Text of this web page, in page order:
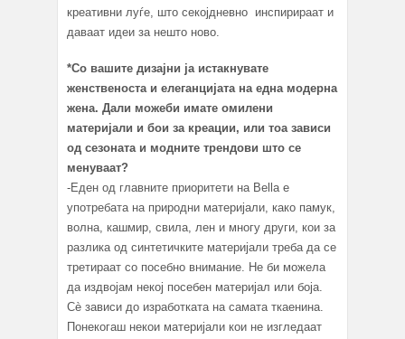
креативни луѓе, што секојдневно инспирираат и
даваат идеи за нешто ново.
*Со вашите дизајни ја истакнувате
женственоста и елеганцијата на една модерна
жена. Дали можеби имате омилени
материјали и бои за креации, или тоа зависи
од сезоната и модните трендови што се
менуваат?
-Еден од главните приоритети на Bella е
употребата на природни материјали, како памук,
волна, кашмир, свила, лен и многу други, кои за
разлика од синтетичките материјали треба да се
третираат со посебно внимание. Не би можела
да издвојам некој посебен материјал или боја.
Сè зависи до изработката на самата ткаенина.
Понекогаш некои материјали кои не изгледаат